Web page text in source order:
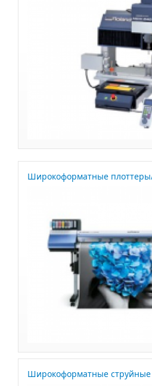
Широкоформатные
Широкоформатные струйные